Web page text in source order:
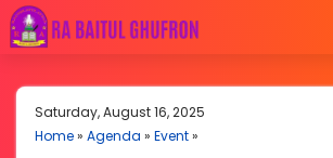
Saturday, August 16, 2025
Home» Agenda » Event»